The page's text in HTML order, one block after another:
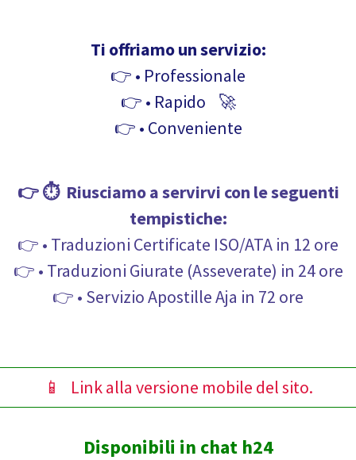
Ti offriamo un servizio:
👉 • Professionale
👉 • Rapido 🚀
👉 • Conveniente
👉 ⏱️ Riusciamo a servirvi con le seguenti
tempistiche:
👉 • Traduzioni Certificate ISO/ATA in 12 ore
👉 • Traduzioni Giurate (Asseverate) in 24 ore
👉 • Servizio Apostille Aja in 72 ore
📱 Link alla versione mobile del sito.
Disponibili in chat h24